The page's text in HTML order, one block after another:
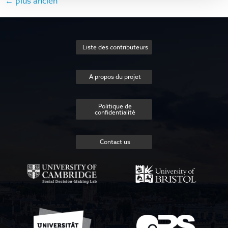
Liste des contributeurs
A propos du projet
Politique de
confidentialité
Contact us